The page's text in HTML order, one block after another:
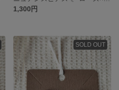
1,300円
SOLD OUT